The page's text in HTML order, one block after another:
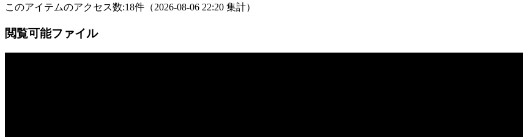
このアイテムのアクセス数:18件 （2026-08-06 22:20 集計）
閲覧可能ファイル